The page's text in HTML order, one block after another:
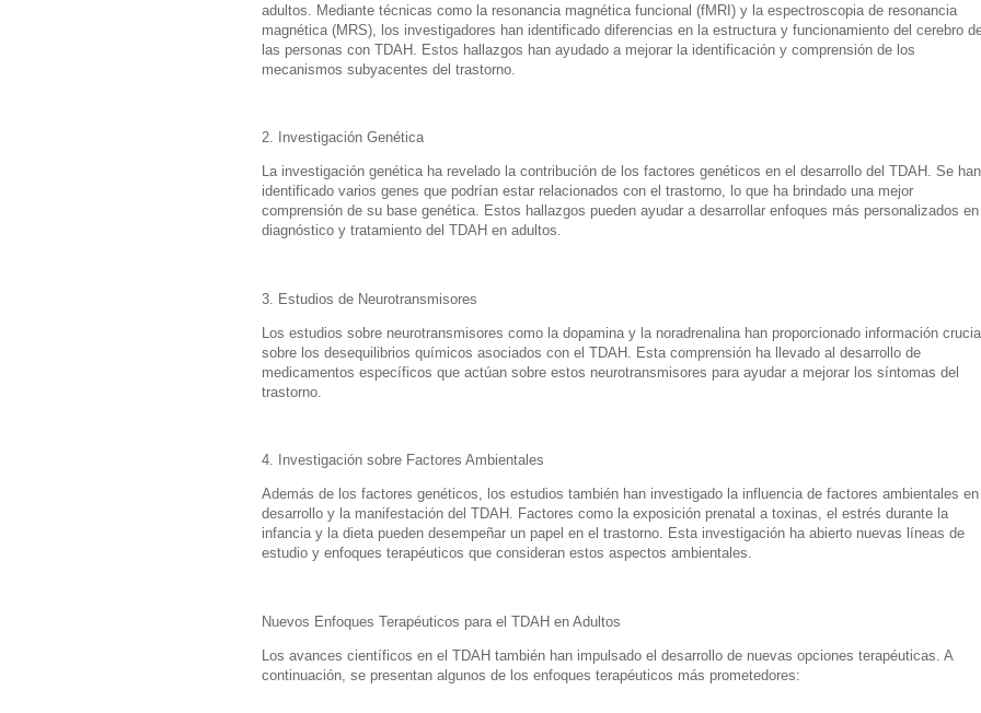
adultos. Mediante técnicas como la resonancia magnética funcional (fMRI) y la espectroscopia de resonancia
magnética (MRS), los investigadores han identificado diferencias en la estructura y funcionamiento del cerebro
las personas con TDAH. Estos hallazgos han ayudado a mejorar la identificación y comprensión de los
mecanismos subyacentes del trastorno.
2. Investigación Genética
La investigación genética ha revelado la contribución de los factores genéticos en el desarrollo del TDAH. Se han
identificado varios genes que podrían estar relacionados con el trastorno, lo que ha brindado una mejor
comprensión de su base genética. Estos hallazgos pueden ayudar a desarrollar enfoques más personalizados
diagnóstico y tratamiento del TDAH en adultos.
3. Estudios de Neurotransmisores
Los estudios sobre neurotransmisores como la dopamina y la noradrenalina han proporcionado información
sobre los desequilibrios químicos asociados con el TDAH. Esta comprensión ha llevado al desarrollo de
medicamentos específicos que actúan sobre estos neurotransmisores para ayudar a mejorar los síntomas del
trastorno.
4. Investigación sobre Factores Ambientales
Además de los factores genéticos, los estudios también han investigado la influencia de factores ambientales en
desarrollo y la manifestación del TDAH. Factores como la exposición prenatal a toxinas, el estrés durante la
infancia y la dieta pueden desempeñar un papel en el trastorno. Esta investigación ha abierto nuevas líneas de
estudio y enfoques terapéuticos que consideran estos aspectos ambientales.
Nuevos Enfoques Terapéuticos para el TDAH en Adultos
Los avances científicos en el TDAH también han impulsado el desarrollo de nuevas opciones terapéuticas. A
continuación, se presentan algunos de los enfoques terapéuticos más prometedores: